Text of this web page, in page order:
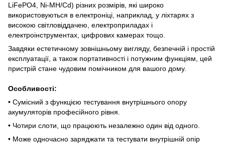
LiFePO4, Ni-MH/Cd) різних розмірів, які широко
використовуються в електроніці, наприклад, у ліхтарях з
високою світловіддачею, електроприладах і
електроінструментах, цифрових камерах тощо.
Завдяки естетичному зовнішньому вигляду, безпечній і простій
експлуатації, а також портативності і потужним функціям, цей
пристрій стане чудовим помічником для вашого дому.
Особливості:
• Сумісний з функцією тестування внутрішнього опору
акумуляторів професійного рівня.
• Чотири слоти, що працюють незалежно один від одного.
• Може одночасно заряджати та тестувати внутрішній опір